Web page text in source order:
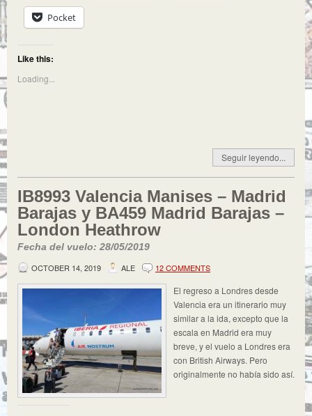
Pocket
Like this:
Loading...
Seguir leyendo...
IB8993 Valencia Manises – Madrid
Barajas y BA459 Madrid Barajas –
London Heathrow
Fecha del vuelo: 28/05/2019
OCTOBER 14, 2019
ALE 12 COMMENTS
El regreso a Londres desde
Valencia era un itinerario muy
similar a la ida, excepto que la
escala en Madrid era muy
breve, y el vuelo a Londres era
con British Airways. Pero
originalmente no había sido así.